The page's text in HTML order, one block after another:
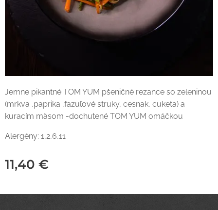
Jemne pikantné TOM YUM pšeničné rezance so zeleninou
(mrkva ,paprika ,fazuľové struky, cesnak, cuketa) a
kuracím mäsom -dochutené TOM YUM omáčkou
Alergény: 1,2,6,11
11,40 €